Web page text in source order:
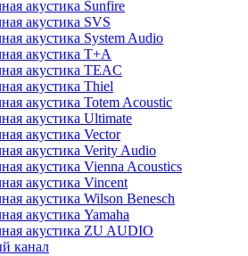
акустика Sunfire
акустика SVS
акустика System Audio
акустика T+A
акустика TEAC
акустика Thiel
акустика Totem Acoustic
акустика Ultimate
акустика Vector
акустика Verity Audio
акустика Vienna Acoustics
акустика Vincent
акустика Wilson Benesch
акустика Yamaha
акустика ZU AUDIO
канал